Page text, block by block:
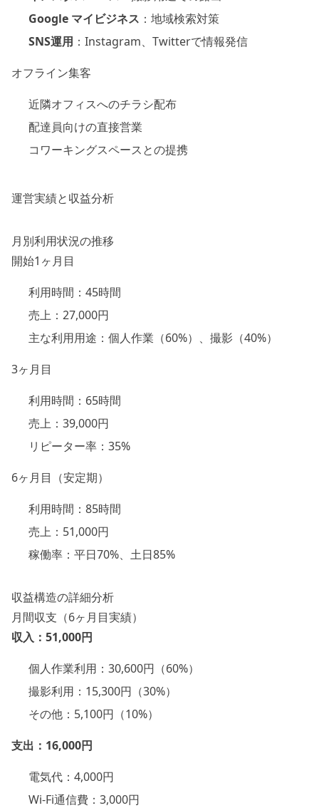
Google マイビジネス ：地域検索対策
SNS運用 ：Instagram、Twitterで情報発信
オフライン集客
近隣オフィスへのチラシ配布
配達員向けの直接営業
コワーキングスペースとの提携
運営実績と収益分析
月別利用状況の推移
開始1ヶ月目
利用時間：45時間
売上：27,000円
主な利用用途：個人作業（60%）、撮影（40%）
3ヶ月目
利用時間：65時間
売上：39,000円
リピーター率：35%
6ヶ月目（安定期）
利用時間：85時間
売上：51,000円
稼働率：平日70%、土日85%
収益構造の詳細分析
月間収支（6ヶ月目実績）
収入：51,000円
個人作業利用：30,600円（60%）
撮影利用：15,300円（30%）
その他：5,100円（10%）
支出：16,000円
電気代：4,000円
Wi-Fi通信費：3,000円